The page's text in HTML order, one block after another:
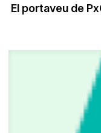
El portaveu de